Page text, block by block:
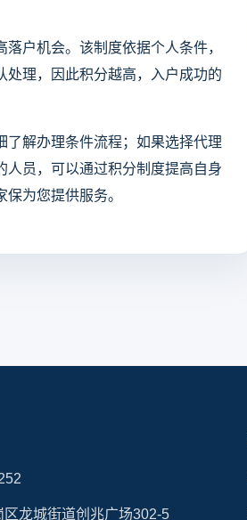
户机会。该制度依据个人条件，
理，因此积分越高，入户成功的
了解办理条件流程；如果选择代理
人员，可以通过积分制度提高自身
为您提供服务。
龙城街道创兆广场302-5